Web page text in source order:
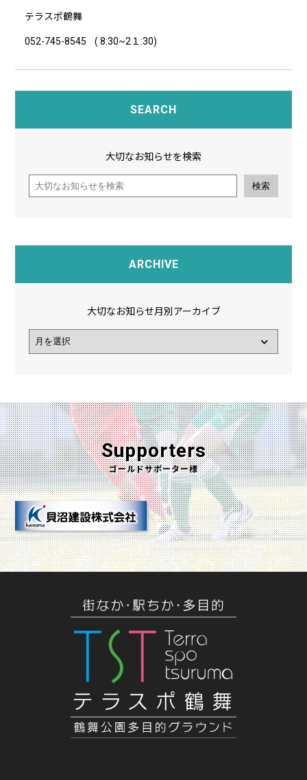
テラスポ鶴舞
052-745-8545 ( 8:30~2１:30)
SEARCH
大切なお知らせを検索
検索
ARCHIVE
大切なお知らせ月別アーカイブ
Supporters
ゴールドサポーター様